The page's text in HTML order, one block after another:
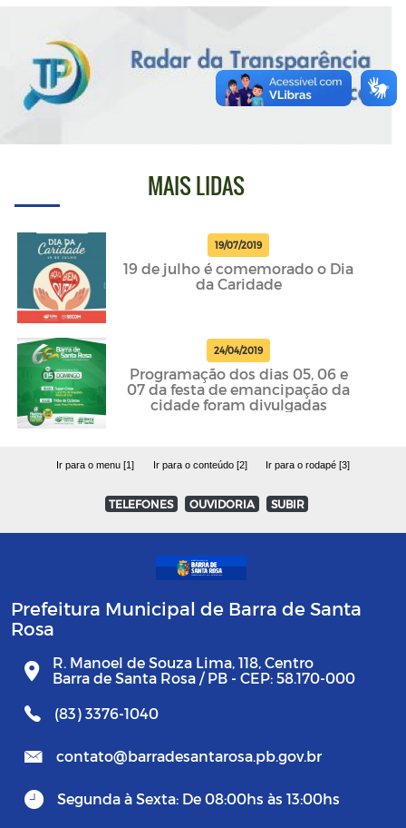
MAIS LIDAS
19/07/2019
19 de julho é comemorado o Dia
da Caridade
24/04/2019
Programação dos dias 05, 06 e
07 da festa de emancipação da
cidade foram divulgadas
Ir para o menu [1] Ir para o conteúdo [2] Ir para o rodapé [3]
TELEFONES OUVIDORIA SUBIR
Prefeitura Municipal de Barra de Santa
Rosa
R. Manoel de Souza Lima, 118, Centro
Barra de Santa Rosa / PB - CEP: 58.170-000
(83) 3376-1040
contato@barradesantarosa.pb.gov.br
Segunda à Sexta: De 08:00hs às 13:00hs